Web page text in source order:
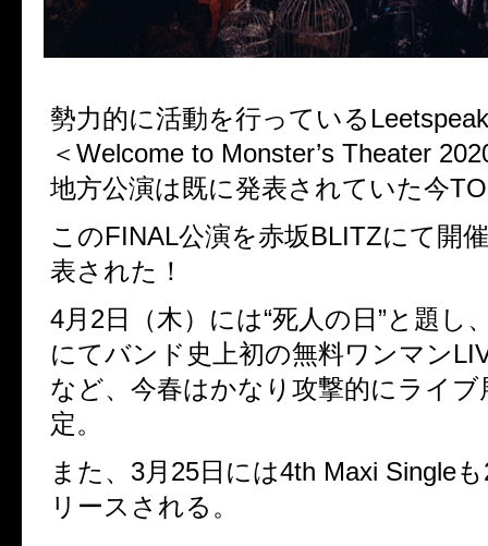
勢力的に活動を行っている
＜Welcome to Monster’s Theater
地方公演は既に発表されていた今
このFINAL公演を赤坂BLITZにて開
表された！
4月2日（木）には“死人の日”と題し
にてバンド史上初の無料ワンマン
など、 今春はかなり攻撃的にライブ
定。
また、3月25日には4th Maxi Single
リースされる。